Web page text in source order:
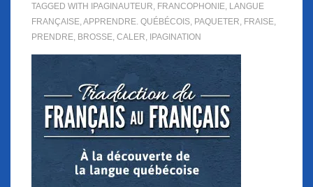
TAGGED WITH
IPAGINAUTEUR, FRANCOPHONIE, LANGUE
FRANÇAISE,APPRENDRE. QUÉBÉCOIS, PAQUETER, FRAISE,
PRENDRE, BROSSE, CALER, IPAGINATION